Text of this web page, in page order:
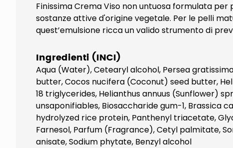
Finissima Crema Viso non untuosa formulata
sostanze attive d'origine vegetale. Per le pelli
quest’emulsione ricca un valido strumento di
Ingredienti (INCI)
Aqua (Water), Cetearyl alcohol, Persea
butter, Cocos nucifera (Coconut) seed butter,
18 triglycerides, Helianthus annuus (Sunflower)
unsaponifiables, Biosaccharide gum-1, Brassica
hydrolyzed rice protein, Panthenyl triacetate,
Farnesol, Parfum (Fragrance), Cetyl palmitate,
anisate, Sodium phytate, Benzyl alcohol